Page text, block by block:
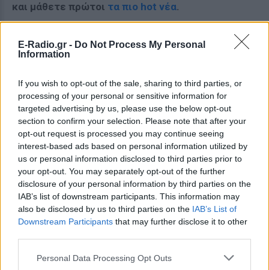
E-Radio.gr - Do Not Process My Personal
Information
If you wish to opt-out of the sale, sharing to third parties, or
processing of your personal or sensitive information for
targeted advertising by us, please use the below opt-out
section to confirm your selection. Please note that after your
opt-out request is processed you may continue seeing
interest-based ads based on personal information utilized by
us or personal information disclosed to third parties prior to
your opt-out. You may separately opt-out of the further
disclosure of your personal information by third parties on the
IAB’s list of downstream participants. This information may
also be disclosed by us to third parties on the IAB’s List of
Downstream Participants that may further disclose it to other
Personal Data Processing Opt Outs
και μάθετε πρώτοι τα πιο hot νέα.
ειδήσεωντου E-Daily.gr
ΔΙΑΦΗΜΙΣΗ